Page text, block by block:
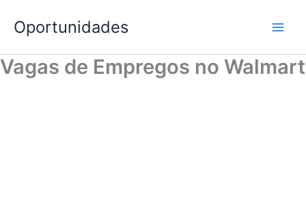
para
conteúdo
Oportunidades
Vagas de Empregos no Walmart